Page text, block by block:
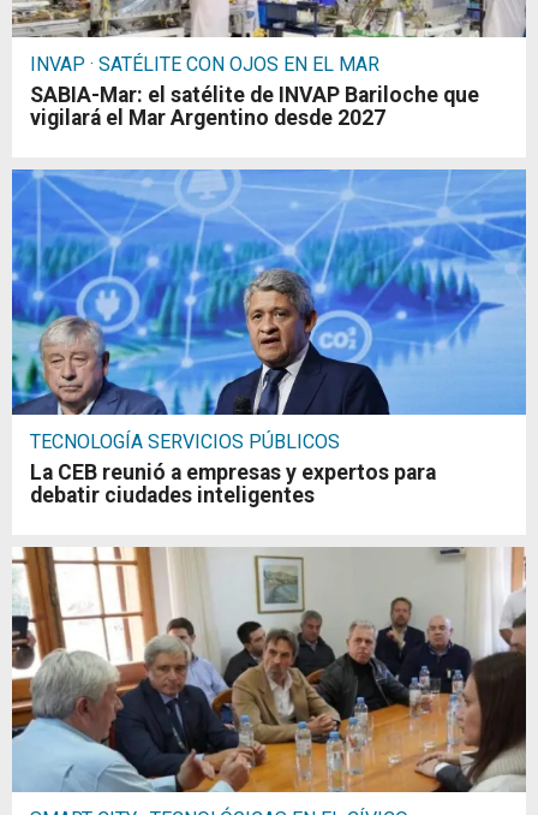
INVAP · SATÉLITE CON OJOS EN EL MAR
SABIA-Mar: el satélite de INVAP Bariloche que
vigilará el Mar Argentino desde 2027
TECNOLOGÍA SERVICIOS PÚBLICOS
La CEB reunió a empresas y expertos para
debatir ciudades inteligentes